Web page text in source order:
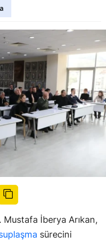
Mustafa İberya Arıkan,
sürecini